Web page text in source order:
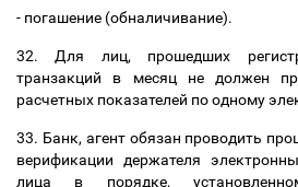
- погашение (обналичивание).
32. Для лиц, прошедших
транзакций в месяц не должен
расчетных показателей по одному
33. Банк, агент обязан проводить
верификации держателя
лица в порядке,